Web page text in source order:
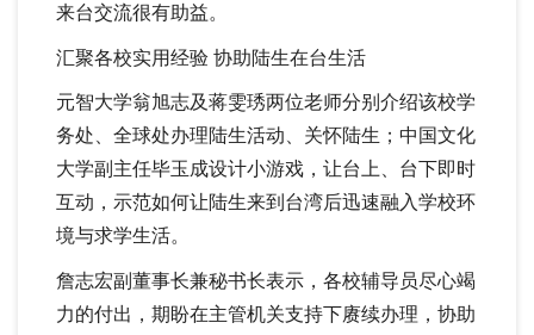
来台交流很有助益。
汇聚各校实用经验 协助陆生在台生活
元智大学翁旭志及蒋雯琇两位老师分别介绍该校学
务处、全球处办理陆生活动、关怀陆生；中国文化
大学副主任毕玉成设计小游戏，让台上、台下即时
互动，示范如何让陆生来到台湾后迅速融入学校环
境与求学生活。
詹志宏副董事长兼秘书长表示，各校辅导员尽心竭
力的付出，期盼在主管机关支持下赓续办理，协助